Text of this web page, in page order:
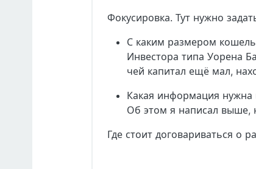
Фокусировка. Тут нужно
С каким размером
Инвестора типа Уорена
чей капитал ещё мал,
Какая информация
Об этом я написал выше,
Где стоит договариваться о